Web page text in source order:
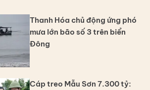
Thanh Hóa chủ động ứng phó
mưa lớn bão số 3 trên biển
Đông
Cáp treo Mẫu Sơn 7.300 tỷ: